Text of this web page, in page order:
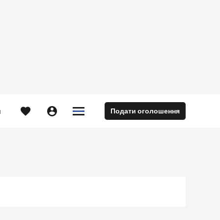
  

 Подати оголошення